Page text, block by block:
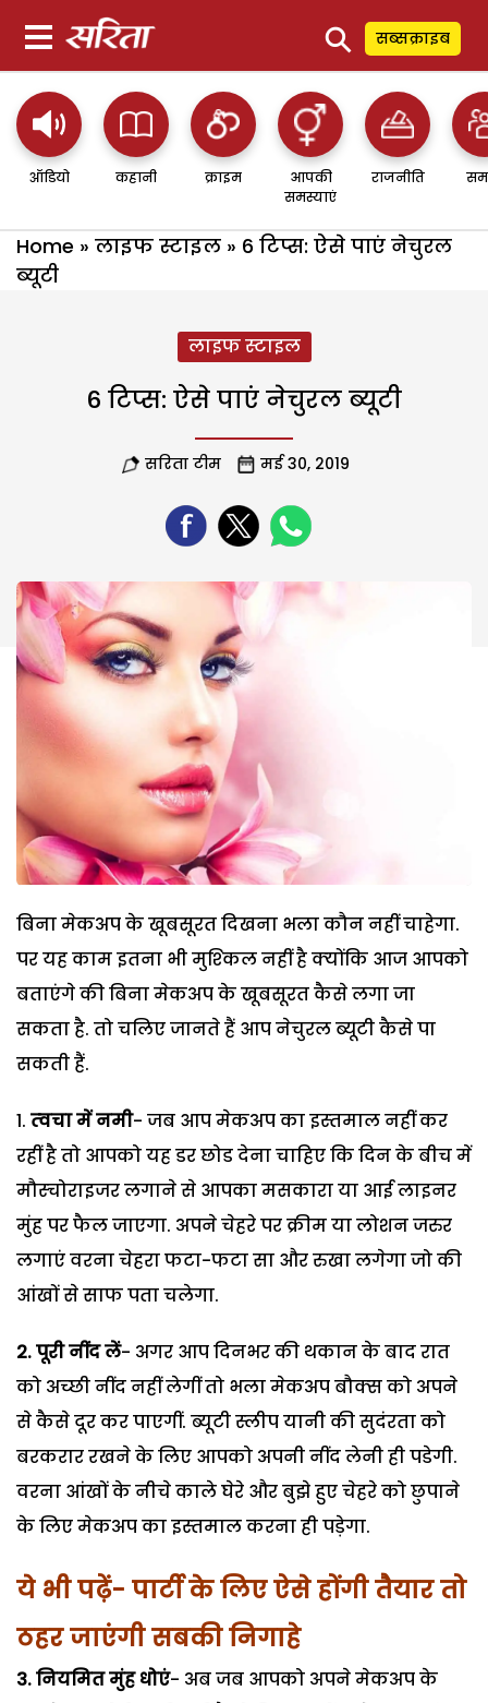
⚲ सब्सक्राइब
ऑडियो कहानी क्राइम
आपकी
समस्याएं
राजनीति
Home » लाइफ स्टाइल » 6 टिप्स: ऐसे पाएं नेचुरल
ब्यूटी
लाइफ स्टाइल
6 टिप्स: ऐसे पाएं नेचुरल ब्यूटी
सरिता टीम मई 30, 2019
बिना मेकअप के खूबसूरत दिखना भला कौन नहीं चाहेगा.
पर यह काम इतना भी मुश्‍किल नहीं है क्‍योंकि आज आपको
बताएंगे की बिना मेकअप के खूबसूरत कैसे लगा जा
सकता है. तो चलिए जानते हैं आप नेचुरल ब्यूटी कैसे पा
सकती हैं.
त्‍वचा में नमी- जब आप मेकअप का इस्‍तमाल नहीं कर
रहीं है तो आपको यह डर छोड देना चाहिए कि दिन के बीच में
मौस्‍चोराइजर लगाने से आपका मसकारा या आई लाइनर
मुंह पर फैल जाएगा. अपने चेहरे पर क्रीम या लोशन जरुर
लगाएं वरना चेहरा फटा-फटा सा और रुखा लगेगा जो की
आंखों से साफ पता चलेगा.
2. पूरी नींद लें- अगर आप दिनभर की थकान के बाद रात
को अच्‍छी नींद नहीं लेगीं तो भला मेकअप बौक्‍स को अपने
से कैसे दूर कर पाएगीं. ब्‍यूटी स्‍लीप यानी की सुदंरता को
बरकरार रखने के लिए आपको अपनी नींद लेनी ही पडेगी.
वरना आंखों के नीचे काले घेरे और बुझे हुए चेहरे को छुपाने
के लिए मेकअप का इस्‍तमाल करना ही पड़ेगा.
ये भी पढ़ें- पार्टी के लिए ऐसे होंगी तैयार तो
ठहर जाएंगी सबकी निगाहे
3. नियमित मुंह धोएं- अब जब आपको अपने मेकअप के